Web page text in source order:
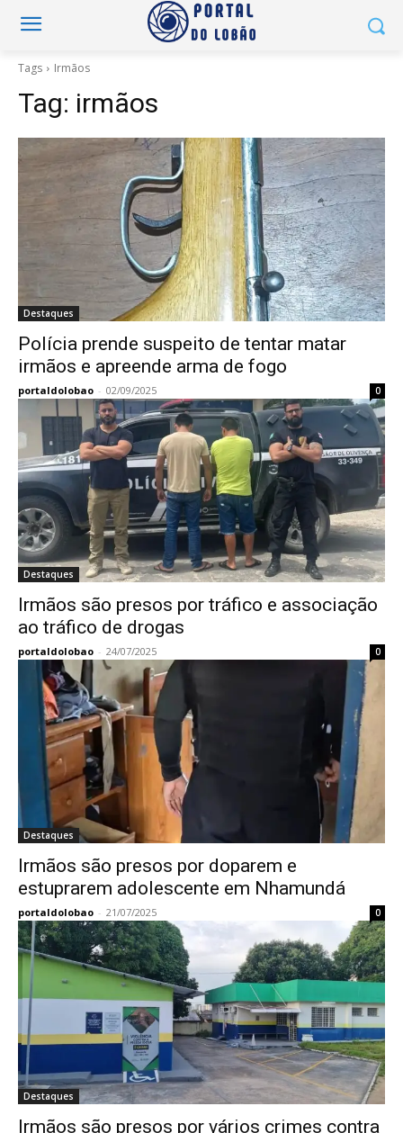
Tags Irmãos
Tag: irmãos
Destaques
Polícia prende suspeito de tentar matar
irmãos e apreende arma de fogo
portaldolobao - 02/09/2025 0
Destaques
Irmãos são presos por tráfico e associação
ao tráfico de drogas
portaldolobao - 24/07/2025 0
Destaques
Irmãos são presos por doparem e
estuprarem adolescente em Nhamundá
portaldolobao - 21/07/2025 0
Destaques
Irmãos são presos por vários crimes contra